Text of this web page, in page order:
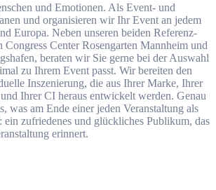
und Emotionen. Als Event- und
und organisieren wir Ihr Event an jedem
Europa. Neben unseren beiden Referenz-
Congress Center Rosengarten Mannheim und
beraten wir Sie gerne bei der Auswahl
zu Ihrem Event passt. Wir bereiten den
Inszenierung, die aus Ihrer Marke, Ihrer
Ihrer CI heraus entwickelt werden. Genau
was am Ende einer jeden Veranstaltung als
zufriedenes und glückliches Publikum, das
erinnert.